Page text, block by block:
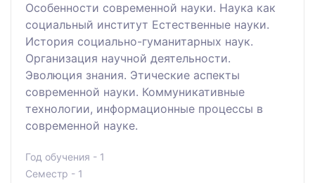
Особенности современной науки. Наука как
социальный институт Естественные науки.
История социально-гуманитарных наук.
Организация научной деятельности.
Эволюция знания. Этические аспекты
современной науки. Коммуникативные
технологии, информационные процессы в
современной науке.
Год обучения - 1
Семестр - 1